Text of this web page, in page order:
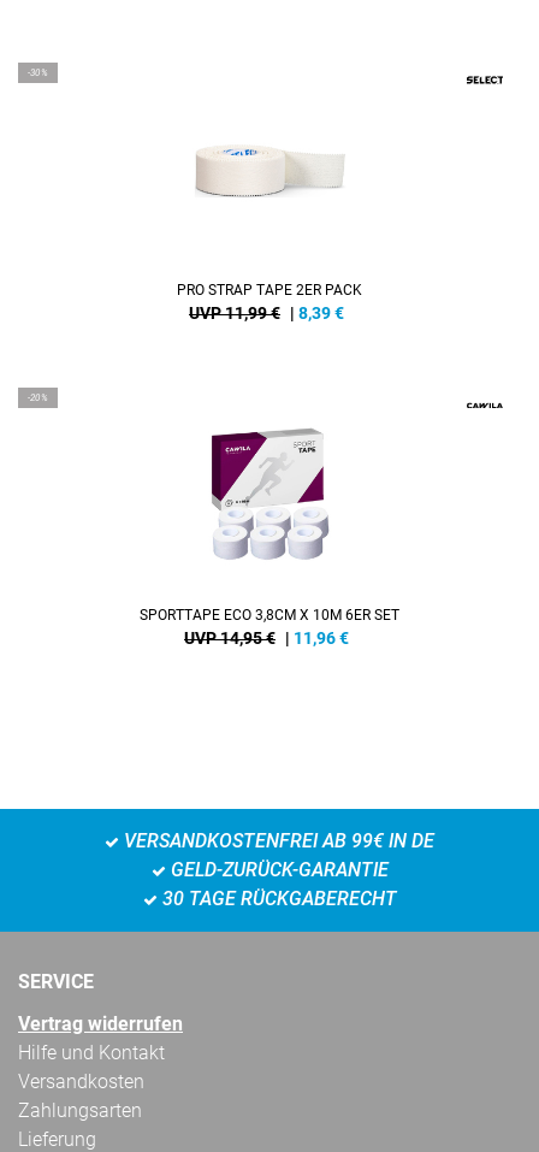
-30%
PRO STRAP TAPE 2ER PACK
UVP 11,99 € | 8,39€
-20%
SPORTTAPE ECO 3,8CM X 10M 6ER SET
UVP 14,95 € | 11,96€
VERSANDKOSTENFREI AB 99€ IN DE
GELD-ZURÜCK-GARANTIE
30 TAGE RÜCKGABERECHT
SERVICE
Vertrag widerrufen
Hilfe und Kontakt
Versandkosten
Zahlungsarten
Lieferung